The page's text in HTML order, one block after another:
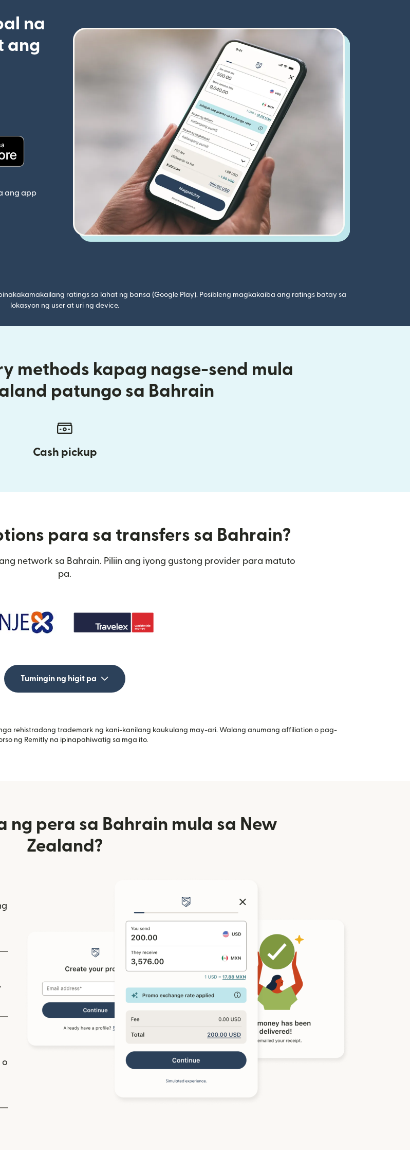
na
ang
sa bagong window)
sa bagong window)
ang app
ratings sa lahat ng bansa (Google Play). Posibleng magkakaiba ang ratings batay sa
lokasyon ng user at uri ng device.
methods kapag nagse-send mula
patungo sa Bahrain
Cash pickup
para sa transfers sa Bahrain?
network sa Bahrain. Piliin ang iyong gustong provider para matuto
pa.
Tumingin ng higit pa
rehistradong trademark ng kani-kanilang kaukulang may-ari. Walang anumang affiliation o pag-
ng Remitly na ipinapahiwatig sa mga ito.
ng pera sa Bahrain mula sa New
Zealand?
o